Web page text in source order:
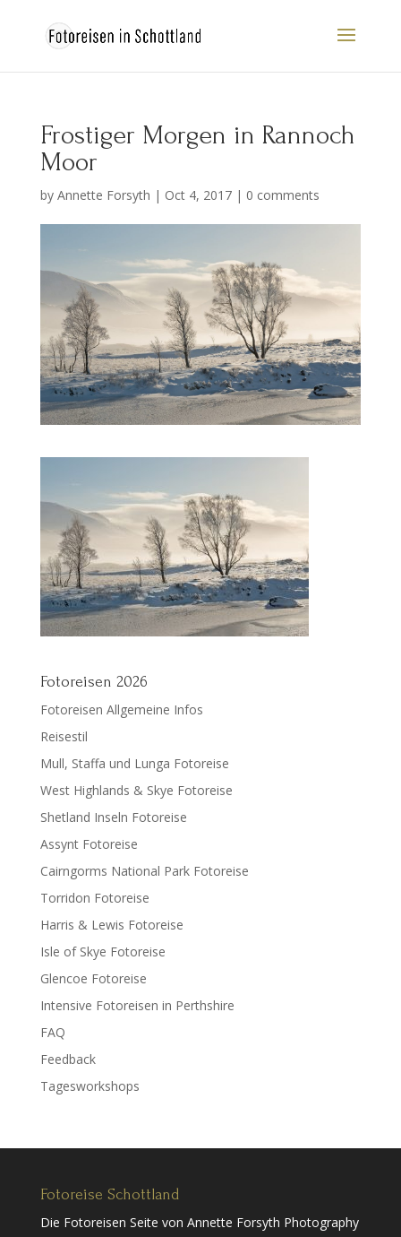
Frostiger Morgen in Rannoch
Moor
by Annette Forsyth | Oct 4, 2017| 0 comments
Fotoreisen 2026
Fotoreisen Allgemeine Infos
Reisestil
Mull, Staffa und Lunga Fotoreise
West Highlands & Skye Fotoreise
Shetland Inseln Fotoreise
Assynt Fotoreise
Cairngorms National Park Fotoreise
Torridon Fotoreise
Harris & Lewis Fotoreise
Isle of Skye Fotoreise
Glencoe Fotoreise
Intensive Fotoreisen in Perthshire
FAQ
Feedback
Tagesworkshops
Fotoreise Schottland
Die Fotoreisen Seite von Annette Forsyth Photography